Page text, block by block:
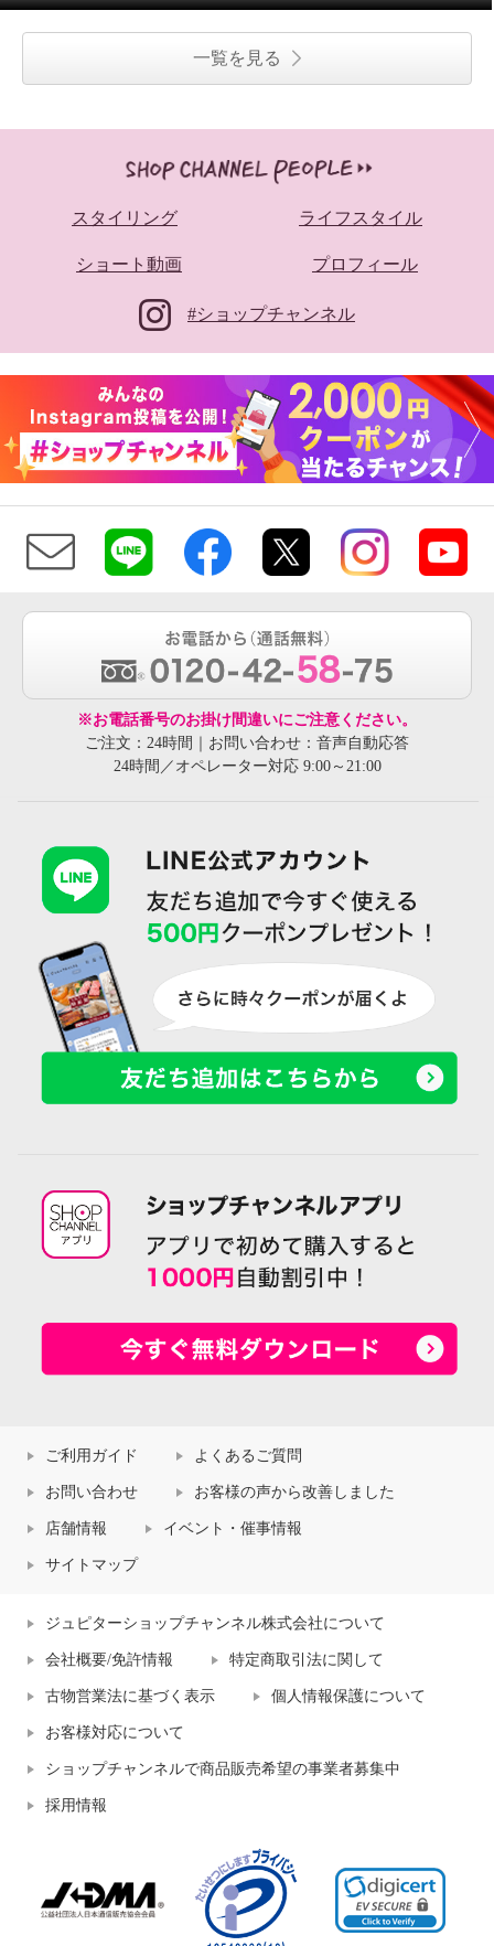
一覧を見る
スタイリング ライフスタイル
ショート動画 プロフィール
#ショップチャンネル
※お電話番号のお掛け間違いにご注意ください。
ご注文：24時間｜お問い合わせ：音声自動応答
24時間／オペレーター対応 9:00～21:00
ご利用ガイド よくあるご質問
お問い合わせ お客様の声から改善しました
店舗情報 イベント・催事情報
サイトマップ
ジュピターショップチャンネル株式会社について
会社概要/免許情報 特定商取引法に関して
古物営業法に基づく表示 個人情報保護について
お客様対応について
ショップチャンネルで商品販売希望の事業者募集中
採用情報